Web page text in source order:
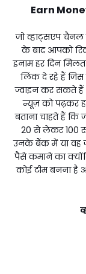
Earn
जो व्हाट्सएप
के बाद आपको
इनाम हर दिन
लिंक दे रहे हैं
ज्वाइन कर सकते हैं
न्यूज़ को पढ़कर
बताना चाहते हैं कि
₹20 से लेकर ₹100
उनके बैंक में या वह
पैसे कमाने का
कोई टीम बनना है